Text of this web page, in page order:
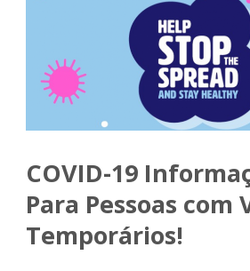
COVID-19
Para Pessoas com
Temporários!